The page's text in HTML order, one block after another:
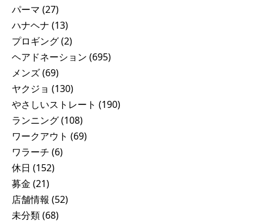
パーマ (27)
ハナヘナ (13)
プロギング(2)
ヘアドネーション (695)
メンズ(69)
ヤクジョ (130)
やさしいストレート (190)
ランニング(108)
ワークアウト (69)
ワラーチ (6)
休日 (152)
募金 (21)
店舗情報 (52)
未分類(68)